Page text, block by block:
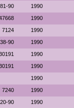
90 1990
1990
7124 1990
90 1990
1990
1990
1990
7240 1990
90 1990